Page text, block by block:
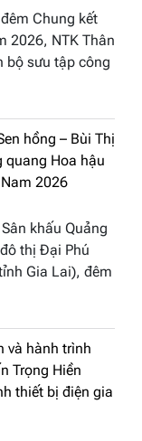
Chung kết
2026, NTK Thân
bộ sưu tập công
hồng – Bùi Thị
quang Hoa hậu
2026
khấu Quảng
thị Đại Phú
Gia Lai), đêm
và hành trình
Trọng Hiền
thiết bị điện gia